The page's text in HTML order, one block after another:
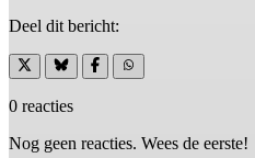
Deel dit bericht:
0 reacties
Nog geen reacties. Wees de eerste!